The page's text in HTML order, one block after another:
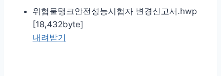
위험물탱크안전성능시험자 변경신고서.hwp
[18,432byte]
내려받기